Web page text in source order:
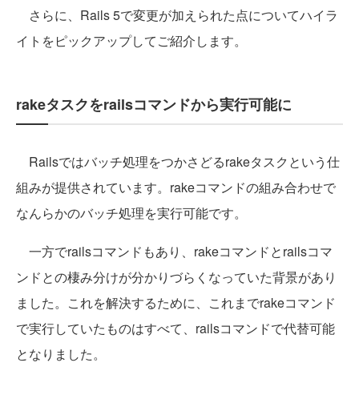
さらに、Rails 5で変更が加えられた点についてハイラ
イトをピックアップしてご紹介します。
rakeタスクをrailsコマンドから実行可能に
Railsではバッチ処理をつかさどるrakeタスクという仕
組みが提供されています。rakeコマンドの組み合わせで
なんらかのバッチ処理を実行可能です。
一方でrailsコマンドもあり、rakeコマンドとrailsコマ
ンドとの棲み分けが分かりづらくなっていた背景があり
ました。これを解決するために、これまでrakeコマンド
で実行していたものはすべて、railsコマンドで代替可能
となりました。